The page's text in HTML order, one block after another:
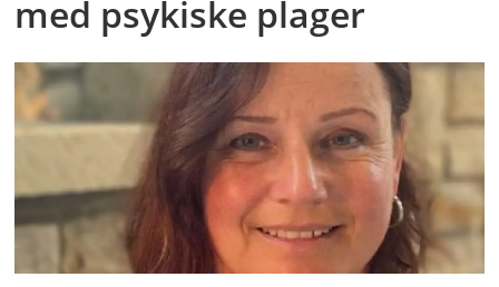
med psykiske plager